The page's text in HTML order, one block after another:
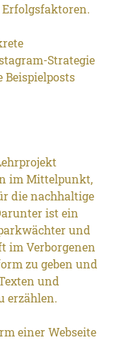
Strategie
Beispielposts
im Mittelpunkt,
die nachhaltige
ist ein
und
im Verborgenen
zu geben und
und
erzählen.
einer Webseite